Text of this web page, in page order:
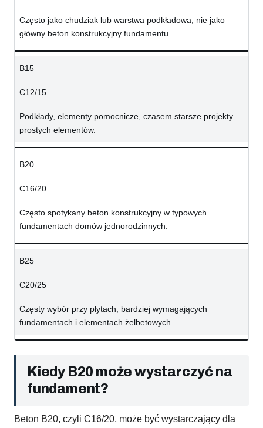
Często jako chudziak lub warstwa podkładowa, nie jako
główny beton konstrukcyjny fundamentu.
B15
C12/15
Podkłady, elementy pomocnicze, czasem starsze projekty
prostych elementów.
B20
C16/20
Często spotykany beton konstrukcyjny w typowych
fundamentach domów jednorodzinnych.
B25
C20/25
Częsty wybór przy płytach, bardziej wymagających
fundamentach i elementach żelbetowych.
Kiedy B20 może wystarczyć na
fundament?
Beton B20, czyli C16/20, może być wystarczający dla